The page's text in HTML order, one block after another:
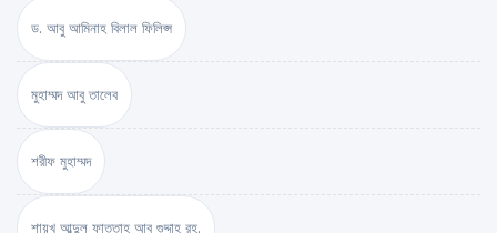
ড. আবু আমিনাহ বিলাল ফিলিপ্স
মুহাম্মদ আবু তালেব
শরীফ মুহাম্মদ
শায়খ আব্দুল ফাত্তাহ আবু গুদ্দাহ রহ.